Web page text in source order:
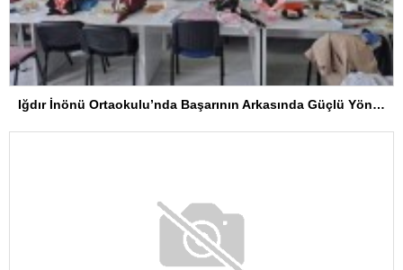
Iğdır İnönü Ortaokulu’nda Başarının Arkasında Güçlü Yönetim ve Özverili Eğitim Kadrosu Bulunuyor